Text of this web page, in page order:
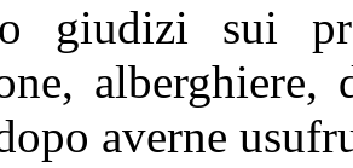
giudizi sui
alberghiere,
averne